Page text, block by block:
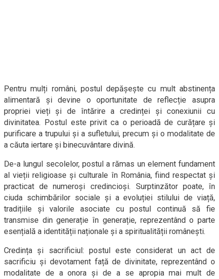
Pentru mulți români, postul depășește cu mult abstinența
alimentară și devine o oportunitate de reflecție asupra
propriei vieți și de întărire a credinței și conexiunii cu
divinitatea. Postul este privit ca o perioadă de curățare și
purificare a trupului și a sufletului, precum și o modalitate de
a căuta iertare și binecuvântare divină.
De-a lungul secolelor, postul a rămas un element fundament
al vieții religioase și culturale în România, fiind respectat și
practicat de numeroși credincioși. Surptinzător poate, în
ciuda schimbărilor sociale și a evoluției stilului de viață,
tradițiile și valorile asociate cu postul continuă să fie
transmise din generație în generație, reprezentând o parte
esențială a identității naționale și a spiritualității românești.
Credința și sacrificiul: postul este considerat un act de
sacrificiu și devotament față de divinitate, reprezentând o
modalitate de a onora și de a se apropia mai mult de